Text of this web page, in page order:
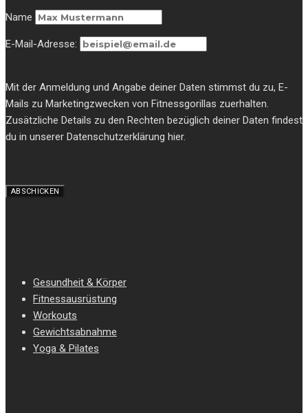
Name
E-Mail-Adresse:
Mit der Anmeldung und Angabe deiner Daten stimmst du zu, E-
Mails zu Marketingzwecken von Fitnessgorillas zuerhalten.
Zusätzliche Details zu den Rechten bezüglich deiner Daten findest
du in unserer Datenschutzerklärung hier.
Gesundheit & Körper
Fitnessausrüstung
Workouts
Gewichtsabnahme
Yoga & Pilates